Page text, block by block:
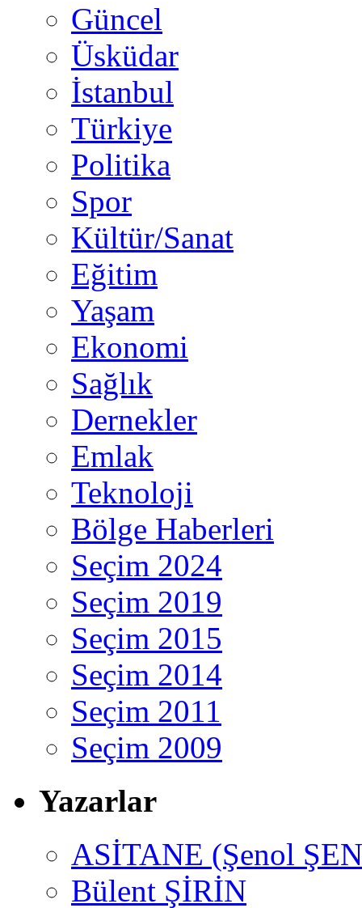
Güncel
Üsküdar
İstanbul
Türkiye
Politika
Spor
Kültür/Sanat
Eğitim
Yaşam
Ekonomi
Sağlık
Dernekler
Emlak
Teknoloji
Bölge Haberleri
Seçim 2024
Seçim 2019
Seçim 2015
Seçim 2014
Seçim 2011
Seçim 2009
Yazarlar
ASİTANE (Şenol
Bülent ŞİRİN